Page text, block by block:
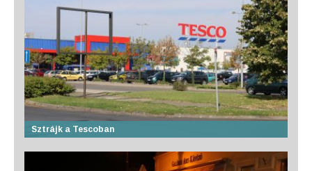
Sztrájk a Tescoban